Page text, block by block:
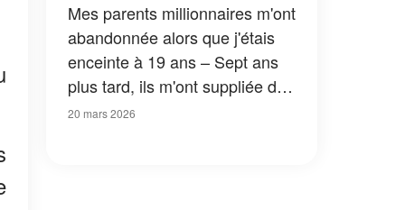
Mes parents millionnaires m'ont
abandonnée alors que j'étais
enceinte à 19 ans – Sept ans
plus tard, ils m'ont suppliée de
leur pardonner
20 mars 2026